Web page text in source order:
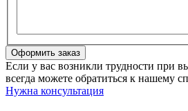
Если у вас возникли трудности при
всегда можете обратиться к нашему
Нужна консультация